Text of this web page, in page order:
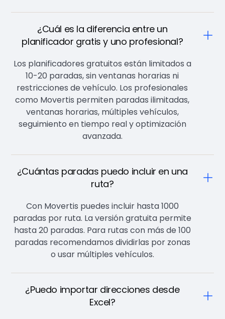
¿Cuál es la diferencia entre un
planificador gratis y uno profesional?
Los planificadores gratuitos están limitados a
10-20 paradas, sin ventanas horarias ni
restricciones de vehículo. Los profesionales
como Movertis permiten paradas ilimitadas,
ventanas horarias, múltiples vehículos,
seguimiento en tiempo real y optimización
avanzada.
¿Cuántas paradas puedo incluir en una
ruta?
Con Movertis puedes incluir hasta 1000
paradas por ruta. La versión gratuita permite
hasta 20 paradas. Para rutas con más de 100
paradas recomendamos dividirlas por zonas
o usar múltiples vehículos.
¿Puedo importar direcciones desde
Excel?